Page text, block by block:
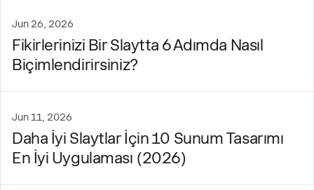
Jun 26, 2026
Fikirlerinizi Bir Slaytta 6 Adımda Nasıl
Biçimlendirirsiniz?
Jun 11, 2026
Daha İyi Slaytlar İçin 10 Sunum Tasarımı
En İyi Uygulaması (2026)